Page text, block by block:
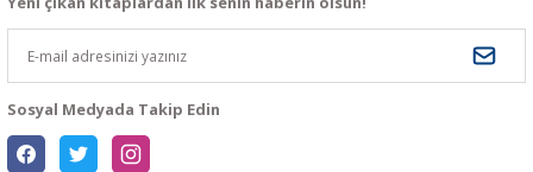
Sosyal Medyada Takip Edin